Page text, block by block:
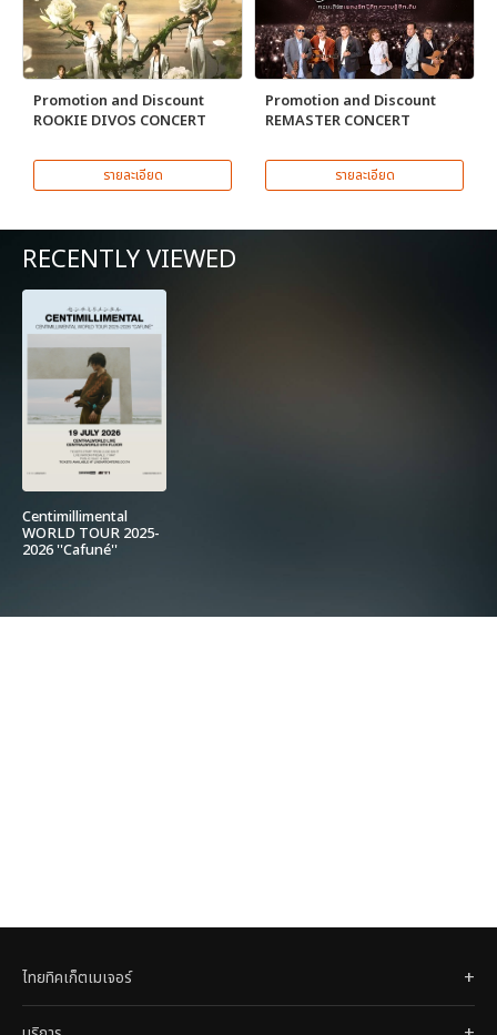
Promotion and Discount
ROOKIE DIVOS CONCERT
รายละเอียด
Promotion and Discount
REMASTER CONCERT
รายละเอียด
RECENTLY VIEWED
Centimillimental
WORLD TOUR 2025-
2026 ''Cafuné''
ไทยทิคเก็ตเมเจอร์